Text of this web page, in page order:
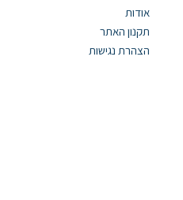
אודות
תקנון האתר
הצהרת נגישות